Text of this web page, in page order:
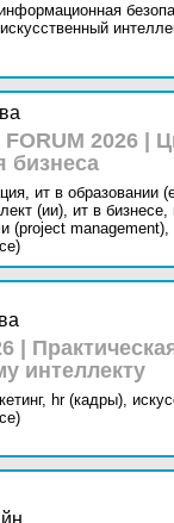
искусственный
FORUM 2026
бизнеса
ит в образовании
(ии), ит в бизнесе,
(project management),
|
интеллекту
hr (кадры),